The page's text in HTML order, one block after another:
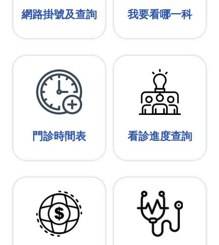
網路掛號及查詢 我要看哪一科
門診時間表 看診進度查詢